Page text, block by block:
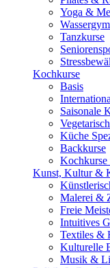
Yoga &
Tanzkurse
Kochkurse
Basis
Saisonale
Küche
Backkurse
Kunst, Kultur &
Malerei &
Freie
Intuitives
Textiles &
Kulturelle
Musik &